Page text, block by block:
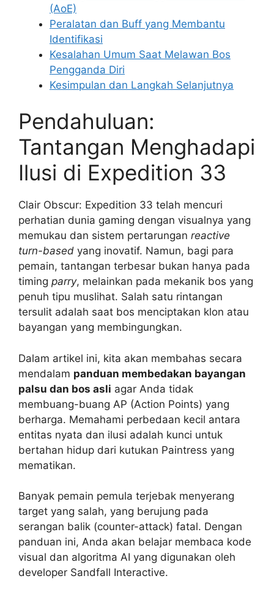
(AoE)
Peralatan dan Buff yang Membantu
Identifikasi
Kesalahan Umum Saat Melawan Bos
Pengganda Diri
Kesimpulan dan Langkah Selanjutnya
Pendahuluan:
Tantangan Menghadapi
Ilusi di Expedition 33
Clair Obscur: Expedition 33 telah mencuri
perhatian dunia gaming dengan visualnya yang
memukau dan sistem pertarungan reactive
turn-based yang inovatif. Namun, bagi para
pemain, tantangan terbesar bukan hanya pada
timing parry, melainkan pada mekanik bos yang
penuh tipu muslihat. Salah satu rintangan
tersulit adalah saat bos menciptakan klon atau
bayangan yang membingungkan.
Dalam artikel ini, kita akan membahas secara
mendalam panduan membedakan bayangan
palsu dan bos asli agar Anda tidak
membuang-buang AP (Action Points) yang
berharga. Memahami perbedaan kecil antara
entitas nyata dan ilusi adalah kunci untuk
bertahan hidup dari kutukan Paintress yang
mematikan.
Banyak pemain pemula terjebak menyerang
target yang salah, yang berujung pada
serangan balik (counter-attack) fatal. Dengan
panduan ini, Anda akan belajar membaca kode
visual dan algoritma AI yang digunakan oleh
developer Sandfall Interactive.